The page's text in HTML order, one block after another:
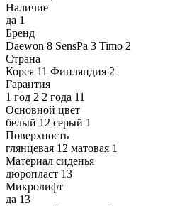
Наличие
да 1
Бренд
Daewon 8 SensPa 3 Timo 2
Страна
Корея 11 Финляндия 2
Гарантия
1 год 2 2 года 11
Основной цвет
белый 12 серый 1
Поверхность
глянцевая 12 матовая 1
Материал сиденья
дюропласт 13
Микролифт
да 13